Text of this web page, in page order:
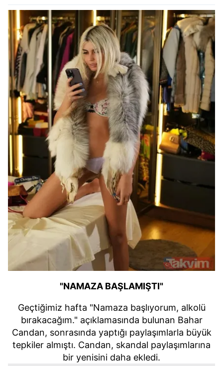
verileriniz işlenmekte olup gerekli olan çerezler bilgi
toplumu hizmetlerinin sunulması amacıyla
kullanılmaktadır. Diğer çerezler, sitemizin daha işlevsel
kılınması ve kişiselleştirilmesi ve sizlere yönelik
reklam/pazarlama faaliyetlerinin yapılması, amaçlarıyla
sınırlı olarak açık rızanız dahilinde kullanılacaktır.
Çerezlere ilişkin tercihlerinizi aşağıda yer alan panel
vasıtasıyla belirleyebilirsiniz. Çerezlere ilişkin detaylı bilgi
için Ayarlar butonuna tıklayabilir,Çerez Bilgilendirme
Metnimizi ziyaret edebilirsiniz.
6698 sayılı Kişisel Verilerin Korunması Kanunu uyarınca
hazırlanmış Aydınlatma Metnimizi okumak ve sitemizde
ilgili mevzuata uygun olarak kullanılan çerezlerle ilgili bilgi
almak için lütfentıklayınız.
"NAMAZA BAŞLAMIŞTI"
Geçtiğimiz hafta "Namaza başlıyorum, alkolü
bırakacağım." açıklamasında bulunan Bahar
Candan, sonrasında yaptığı paylaşımlarla büyük
tepkiler almıştı. Candan, skandal paylaşımlarına
bir yenisini daha ekledi.